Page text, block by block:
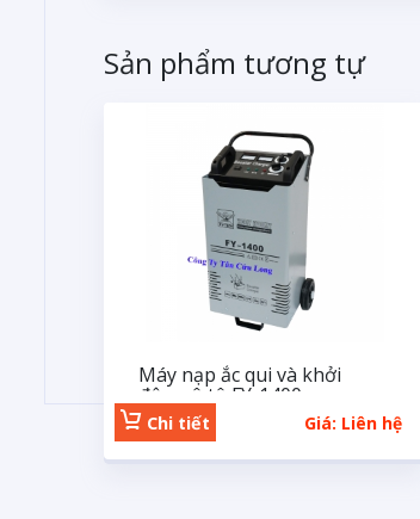
Sản phẩm tương tự
Máy nạp ắc qui và khởi
động ô tô FY-1400
Giá: Liên hệ
Chi tiết